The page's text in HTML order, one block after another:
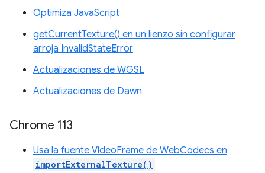
Optimiza JavaScript
getCurrentTexture() en un lienzo sin configurar
arroja InvalidStateError
Actualizaciones de WGSL
Actualizaciones de Dawn
Chrome 113
Usa la fuente VideoFrame de WebCodecs en
importExternalTexture()